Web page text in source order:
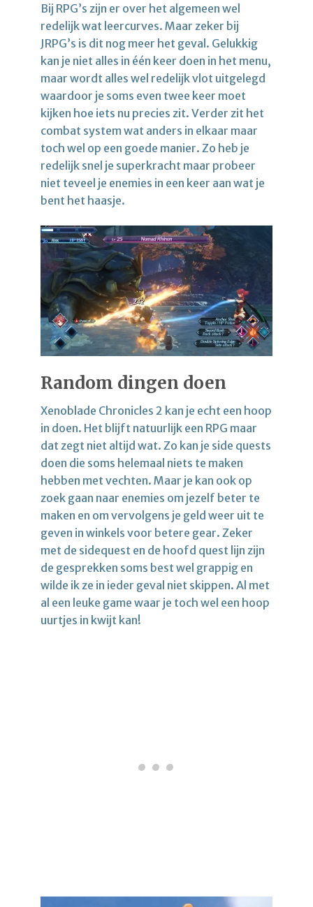
Bij RPG’s zijn er over het algemeen wel
redelijk wat leercurves. Maar zeker bij
JRPG’s is dit nog meer het geval. Gelukkig
kan je niet alles in één keer doen in het menu,
maar wordt alles wel redelijk vlot uitgelegd
waardoor je soms even twee keer moet
kijken hoe iets nu precies zit. Verder zit het
combat system wat anders in elkaar maar
toch wel op een goede manier. Zo heb je
redelijk snel je superkracht maar probeer
niet teveel je enemies in een keer aan wat je
bent het haasje.
Random dingen doen
Xenoblade Chronicles 2 kan je echt een hoop
in doen. Het blijft natuurlijk een RPG maar
dat zegt niet altijd wat. Zo kan je side quests
doen die soms helemaal niets te maken
hebben met vechten. Maar je kan ook op
zoek gaan naar enemies om jezelf beter te
maken en om vervolgens je geld weer uit te
geven in winkels voor betere gear. Zeker
met de sidequest en de hoofd quest lijn zijn
de gesprekken soms best wel grappig en
wilde ik ze in ieder geval niet skippen. Al met
al een leuke game waar je toch wel een hoop
uurtjes in kwijt kan!